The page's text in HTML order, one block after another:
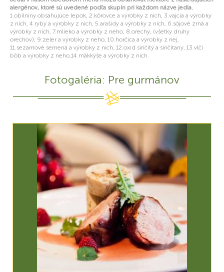
alergénov, ktoré sú uvedené podľa skupín pri každom názve jedla.
1.obilniny obsahujúce lepok, 2.kôrovce a výrobky z nich, 3.vajcia a výrobky
z nich, 4.ryby a výrobky z nich, 5.arašidy a výrobky z nich, 6.sójové zrná a
výrobky z nich, 7.mlieko a výrobky z neho, 8.orechy, (všetky druhy
orechov), 9.zeler a výrobky z neho, 10.horčica a výrobky z nej,
11.sezamové semená a výrobky z nich, 12.oxid siričitý a siričitany, 13.vlčí
bôb a výrobky z neho,14.mäkkýše a výrobky z nich.
Fotogaléria: Pre gurmánov